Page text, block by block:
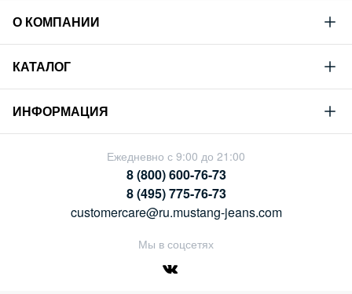
О КОМПАНИИ
Mustang
Философия
Устойчивое развитие
Сотрудничество
КАТАЛОГ
Новая коллекция
Гид по мужскому дениму
Гид по женскому дениму
ИНФОРМАЦИЯ
Условия продажи
Политика конфиденциальности
Ежедневно с 9:00 до 21:00
8 (800) 600-76-73
8 (495) 775-76-73
customercare@ru.mustang-jeans.com
Мы в соцсетях